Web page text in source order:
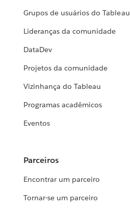
Grupos de usuários do Tableau
Lideranças da comunidade
DataDev
Projetos da comunidade
Vizinhança do Tableau
Programas acadêmicos
Eventos
Parceiros
Encontrar um parceiro
Tornar-se um parceiro